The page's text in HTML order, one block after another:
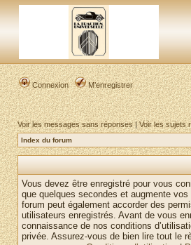
Connexion M’enregistrer
Voir les messages sans réponses|Voir les sujets
Index du forum
Vous devez être enregistré pour vous
que quelques secondes et augmente
forum peut également accorder des
utilisateurs enregistrés. Avant de vous
connaissance de nos conditions
privée. Assurez-vous de bien lire tout le